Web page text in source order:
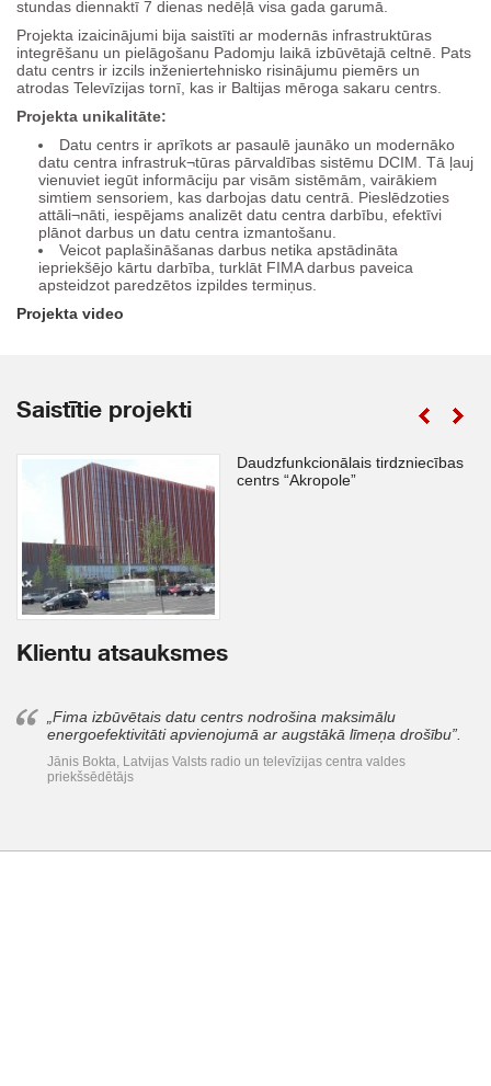
stundas diennaktī 7 dienas nedēļā visa gada garumā.
Projekta izaicinājumi bija saistīti ar modernās infrastruktūras
integrēšanu un pielāgošanu Padomju laikā izbūvētajā celtnē. Pats
datu centrs ir izcils inženiertehnisko risinājumu piemērs un
atrodas Televīzijas tornī, kas ir Baltijas mēroga sakaru centrs.
Projekta unikalitāte:
Datu centrs ir aprīkots ar pasaulē jaunāko un modernāko
datu centra infrastruk¬tūras pārvaldības sistēmu DCIM. Tā ļauj
vienuviet iegūt informāciju par visām sistēmām, vairākiem
simtiem sensoriem, kas darbojas datu centrā. Pieslēdzoties
attāli¬nāti, iespējams analizēt datu centra darbību, efektīvi
plānot darbus un datu centra izmantošanu.
Veicot paplašināšanas darbus netika apstādināta
iepriekšējo kārtu darbība, turklāt FIMA darbus paveica
apsteidzot paredzētos izpildes termiņus.
Projekta video
Saistītie projekti
Daudzfunkcionālais tirdzniecības
centrs “Akropole”
Klientu atsauksmes
„Fima izbūvētais datu centrs nodrošina maksimālu
energoefektivitāti apvienojumā ar augstākā līmeņa drošību”.
Jānis Bokta, Latvijas Valsts radio un televīzijas centra valdes
priekšsēdētājs